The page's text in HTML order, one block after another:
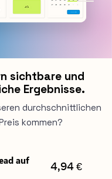
sichtbare und
Ergebnisse.
durchschnittlichen
kommen?
auf
4,94 €